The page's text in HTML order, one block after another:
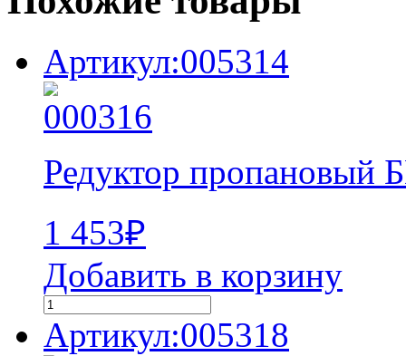
Артикул:005314
Редуктор пропановый
1 453₽
Добавить в корзину
Артикул:005318